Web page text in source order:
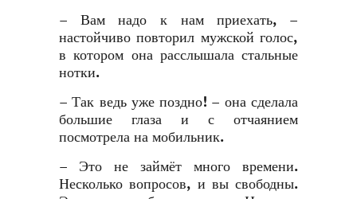
– Вам надо к нам приехать, –
настойчиво повторил мужской голос,
в котором она расслышала стальные
нотки.
– Так ведь уже поздно! – она сделала
большие глаза и с отчаянием
посмотрела на мобильник.
– Это не займёт много времени.
Несколько вопросов, и вы свободны.